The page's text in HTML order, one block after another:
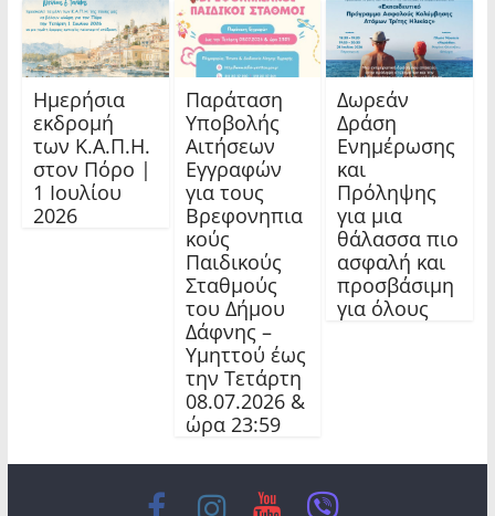
Ημερήσια
εκδρομή
των Κ.Α.Π.Η.
στον Πόρο |
1 Ιουλίου
2026
Παράταση
Υποβολής
Αιτήσεων
Εγγραφών
για τους
Βρεφονηπια
κούς
Παιδικούς
Σταθμούς
του Δήμου
Δάφνης –
Υμηττού έως
την Τετάρτη
08.07.2026 &
ώρα 23:59
Δωρεάν
Δράση
Ενημέρωσης
και
Πρόληψης
για μια
θάλασσα πιο
ασφαλή και
προσβάσιμη
για όλους